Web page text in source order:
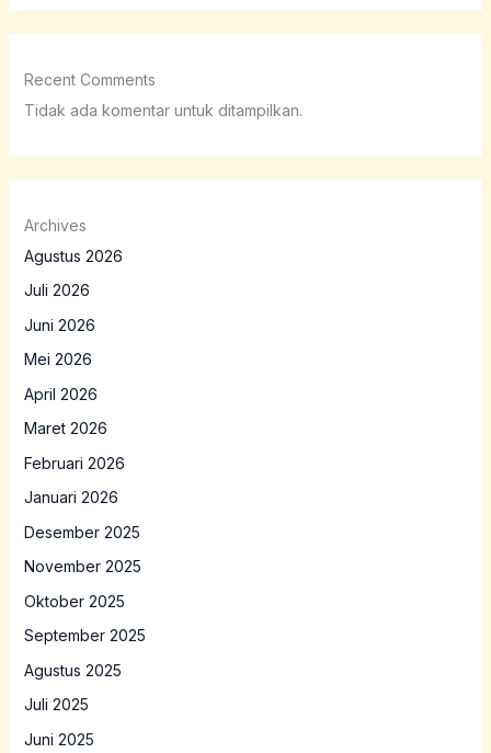
Recent Comments
Tidak ada komentar untuk ditampilkan.
Archives
Agustus 2026
Juli 2026
Juni 2026
Mei 2026
April 2026
Maret 2026
Februari 2026
Januari 2026
Desember 2025
November 2025
Oktober 2025
September 2025
Agustus 2025
Juli 2025
Juni 2025